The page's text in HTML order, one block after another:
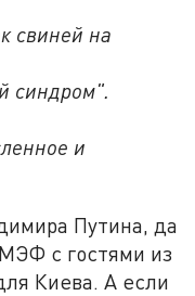
свиней на
синдром".
и
Путина, да
с гостями из
Киева. А если